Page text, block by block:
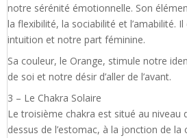
notre sérénité émotionnelle. Son
la flexibilité, la sociabilité et l’amabilité.
intuition et notre part féminine.
Sa couleur, le Orange, stimule notre
de soi et notre désir d’aller de l’avant.
3 – Le Chakra Solaire
Le troisième chakra est situé au niveau
dessus de l’estomac, à la jonction de la